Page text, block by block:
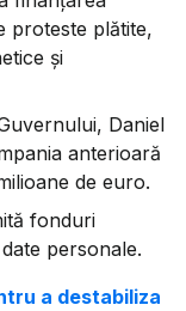
proteste plătite,
și
Daniel
anterioară
de euro.
fonduri
personale.
a destabiliza